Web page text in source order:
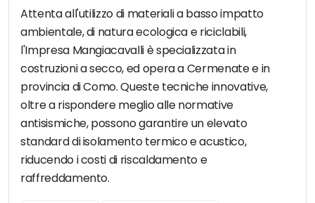
Attenta all'utilizzo di materiali a basso impatto
ambientale, di natura ecologica e riciclabili,
l'Impresa Mangiacavalli è specializzata in
costruzioni a secco, ed opera a Cermenate e in
provincia di Como. Queste tecniche innovative,
oltre a rispondere meglio alle normative
antisismiche, possono garantire un elevato
standard di isolamento termico e acustico,
riducendo i costi di riscaldamento e
raffreddamento.